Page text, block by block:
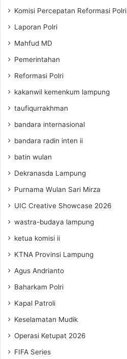
Komisi Percepatan Reformasi Polri
Laporan Polri
Mahfud MD
Pemerintahan
Reformasi Polri
kakanwil kemenkum lampung
taufiqurrakhman
bandara internasional
bandara radin inten ii
batin wulan
Dekranasda Lampung
Purnama Wulan Sari Mirza
UIC Creative Showcase 2026
wastra-budaya lampung
ketua komisi ii
KTNA Provinsi Lampung
Agus Andrianto
Baharkam Polri
Kapal Patroli
Keselamatan Mudik
Operasi Ketupat 2026
FIFA Series